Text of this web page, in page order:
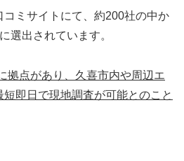
コミサイトにて、約200社の中か
に選出されています。
拠点があり、久喜市内や周辺エ
即日で現地調査が可能とのこと